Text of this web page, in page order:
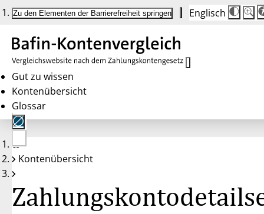
Zu den Elementen der Barrierefreiheit springen Englisch
Die
auf
100%
100%
Gut zu wissen
Kontenübersicht
Glossar
Keine
Konten
Kontenübersicht